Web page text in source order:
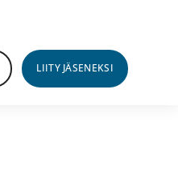
LIITY JÄSENEKSI